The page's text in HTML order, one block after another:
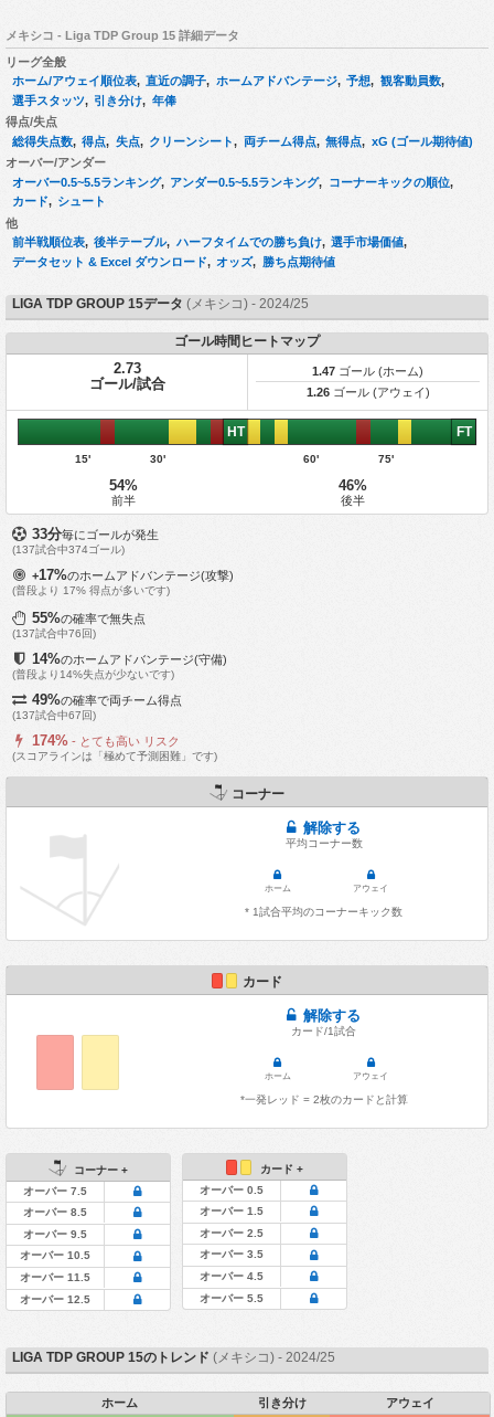
メキシコ - Liga TDP Group 15 詳細データ
リーグ全般
ホーム/アウェイ順位表, 直近の調子, ホームアドバンテージ, 予想, 観客動員数,
選手スタッツ, 引き分け, 年俸
得点/失点
総得失点数, 得点, 失点, クリーンシート, 両チーム得点, 無得点, xG (ゴール期待値)
オーバー/アンダー
オーバー0.5~5.5ランキング, アンダー0.5~5.5ランキング, コーナーキックの順位,
カード, シュート
他
前半戦順位表, 後半テーブル, ハーフタイムでの勝ち負け, 選手市場価値,
データセット & Excel ダウンロード, オッズ, 勝ち点期待値
LIGA TDP GROUP 15データ (メキシコ) - 2024/25
ゴール時間ヒートマップ
2.73
ゴール/試合
1.47 ゴール (ホーム)
1.26ゴール (アウェイ)
15' 30'
HT
60' 75'
FT
54%
前半
46%
後半
33分毎にゴールが発生
(137試合中374ゴール)
+17%のホームアドバンテージ(攻撃)
(普段より 17% 得点が多いです)
55%の確率で無失点
(137試合中76回)
14%のホームアドバンテージ(守備)
(普段より14%失点が少ないです)
49%の確率で両チーム得点
(137試合中67回)
174% - とても高い リスク
(スコアラインは「極めて予測困難」です)
コーナー
解除する
平均コーナー数
ホーム アウェイ
* 1試合平均のコーナーキック数
カード
解除する
カード/1試合
ホーム アウェイ
*一発レッド = 2枚のカードと計算
コーナー +
オーバー 7.5
オーバー 8.5
オーバー 9.5
オーバー 10.5
オーバー 11.5
オーバー 12.5
カード +
オーバー 0.5
オーバー 1.5
オーバー 2.5
オーバー 3.5
オーバー 4.5
オーバー 5.5
LIGA TDP GROUP 15のトレンド (メキシコ) - 2024/25
ホーム 引き分け アウェイ